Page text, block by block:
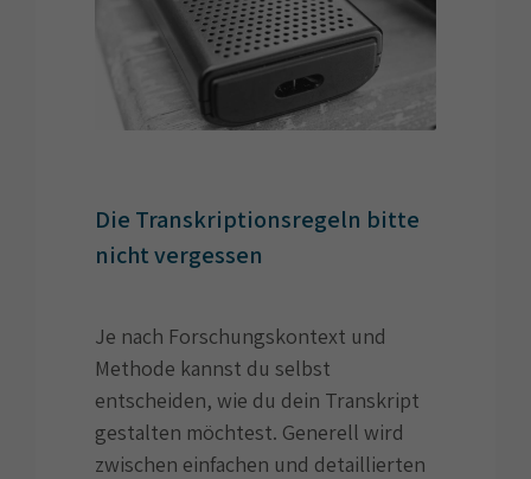
Die Transkriptionsregeln bitte
nicht vergessen
Je nach Forschungskontext und
Methode kannst du selbst
entscheiden, wie du dein Transkript
gestalten möchtest. Generell wird
zwischen einfachen und detaillierten